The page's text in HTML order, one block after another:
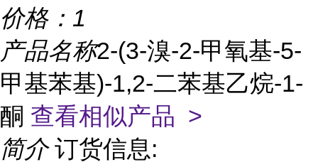
价格： 1
产品名称2-(3-溴-2-甲氧基-5-
甲基苯基)-1,2-二苯基乙烷-1-
酮 查看相似产品 >
简介 订货信息: